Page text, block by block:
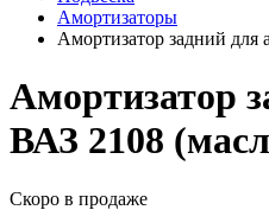
Амортизаторы
Амортизатор задний
Амортизатор
ВАЗ 2108
Скоро в продаже